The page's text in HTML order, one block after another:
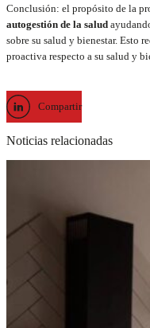
Conclusión: el propósito de la
autogestión de la salud
sobre su salud y bienestar. Esto
proactiva respecto a su salud y
Compartir
Noticias relacionadas